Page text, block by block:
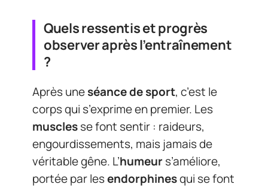
Quels ressentis et progrès
observer après l’entraînement
?
Après uneséance de sport, c’est le
corps qui s’exprime en premier. Les
musclesse font sentir : raideurs,
engourdissements, mais jamais de
véritable gêne. L’humeurs’améliore,
portée par lesendorphinesqui se font